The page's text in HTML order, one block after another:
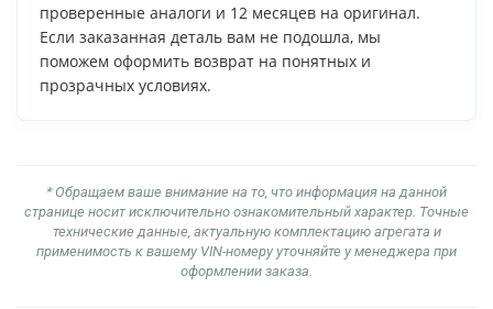
проверенные аналоги и 12 месяцев на оригинал.
Если заказанная деталь вам не подошла, мы
поможем оформить возврат на понятных и
прозрачных условиях.
* Обращаем ваше внимание на то, что информация на данной
странице носит исключительно ознакомительный характер. Точные
технические данные, актуальную комплектацию агрегата и
применимость к вашему VIN-номеру уточняйте у менеджера при
оформлении заказа.